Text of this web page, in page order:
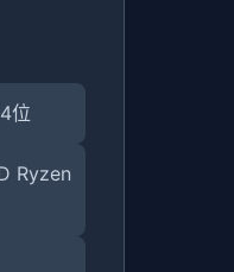
位
Ryzen